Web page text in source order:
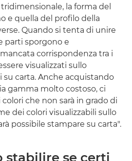
la forma del
e quella del profilo della
Quando si tenta di unire
parti sporgono e
corrispondenza tra i
visualizzati sullo
carta. Anche acquistando
gamma molto costoso, ci
che non sarà in grado di
dei colori visualizzabili sullo
possibile stampare su carta".
stabilire se certi